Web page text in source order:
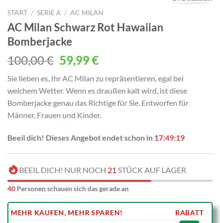
START / SERIE A / AC MILAN
AC Milan Schwarz Rot Hawaiian
Bomberjacke
100,00€ Ursprünglicher
Preis
war:
100,00 €
59,99€Aktueller
ist:
59,99 €.
Sie lieben es, Ihr AC Milan zu repräsentieren, egal bei
welchem ​​Wetter. Wenn es draußen kalt wird, ist diese
Bomberjacke genau das Richtige für Sie. Entworfen für
Männer, Frauen und Kinder.
Beeil dich! Dieses Angebot endet schon in 17:49:18
BEEIL DICH! NUR NOCH 21 STÜCK AUF LAGER
40 Personen schauen sich das gerade an
MEHR KAUFEN, MEHR SPAREN!
RABATT